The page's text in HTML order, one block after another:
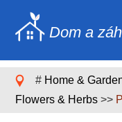
Dom a
# Home &
Flowers & Herbs >>